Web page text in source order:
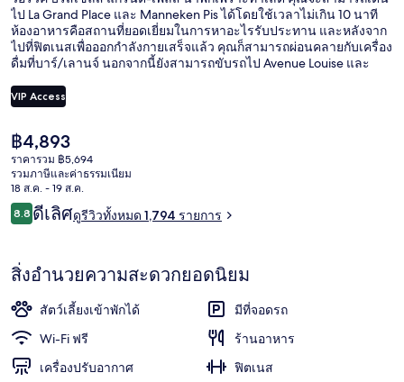
ไป La Grand Place และ Manneken Pis ได้โดยใช้เวลาไม่เกิน 10 นาที
ห้องอาหารคือสถานที่ยอดเยี่ยมในการหาอะไรรับประทาน และหลังจาก
ไปที่ฟิตเนสเพื่อออกกำลังกายเสร็จแล้ว คุณก็สามารถผ่อนคลายกับเครื่อง
ดื่มที่บาร์/เลานจ์ นอกจากนี้ยังสามารถขับรถไป Avenue Louise และ
พนักงานและทำเลใจกลางเมือง ที่พักนี้อยู่ใกล้ขนส่งสาธารณะ: เดิน 7
นาทีถึง สถานี Bourse-Beurs และ 8 นาทีถึง สถานีรถไฟฟ้าพาเลส
VIP Access
ราคา
ปัจจุบัน
฿4,893
฿4,893
ราคารวม ฿5,694
รวมภาษีและค่าธรรมเนียม
18 ส.ค. - 19 ส.ค.
รีวิว
8.88.8 จาก 10
ดีเลิศดูรีวิวทั้งหมด 1,794 รายการ
สิ่งอำนวยความสะดวกยอดนิยม
สัตว์เลี้ยงเข้าพักได้
มีที่จอดรถ
Wi-Fi ฟรี
ร้านอาหาร
เครื่องปรับอากาศ
ฟิตเนส